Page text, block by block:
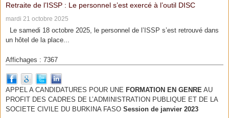
Retraite de l’ISSP : Le personnel s’est exercé à l’outil DISC
mardi 21 octobre 2025
Le samedi 18 octobre 2025, le personnel de l’ISSP s’est retrouvé dans
un hôtel de la place...
Affichages : 7367
APPEL A CANDIDATURES POUR UNE FORMATION EN GENRE AU
PROFIT DES CADRES DE L’ADMINISTRATION PUBLIQUE ET DE LA
SOCIETE CIVILE DU BURKINA FASO Session de janvier 2023